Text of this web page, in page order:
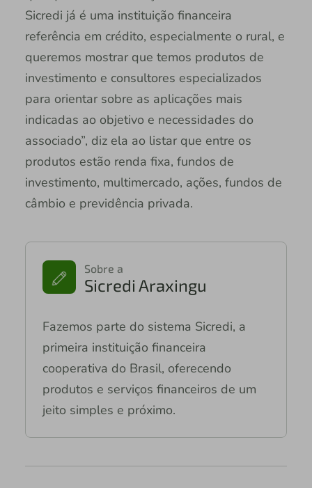
Sicredi já é uma instituição financeira
referência em crédito, especialmente o rural, e
queremos mostrar que temos produtos de
investimento e consultores especializados
para orientar sobre as aplicações mais
indicadas ao objetivo e necessidades do
associado”, diz ela ao listar que entre os
produtos estão renda fixa, fundos de
investimento, multimercado, ações, fundos de
câmbio e previdência privada.
Sobre a
Sicredi Araxingu
Fazemos parte do sistema Sicredi, a
primeira instituição financeira
cooperativa do Brasil, oferecendo
produtos e serviços financeiros de um
jeito simples e próximo.